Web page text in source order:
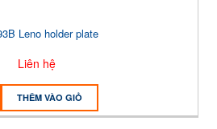
Leno holder plate
Liên hệ
THÊM VÀO GIỎ